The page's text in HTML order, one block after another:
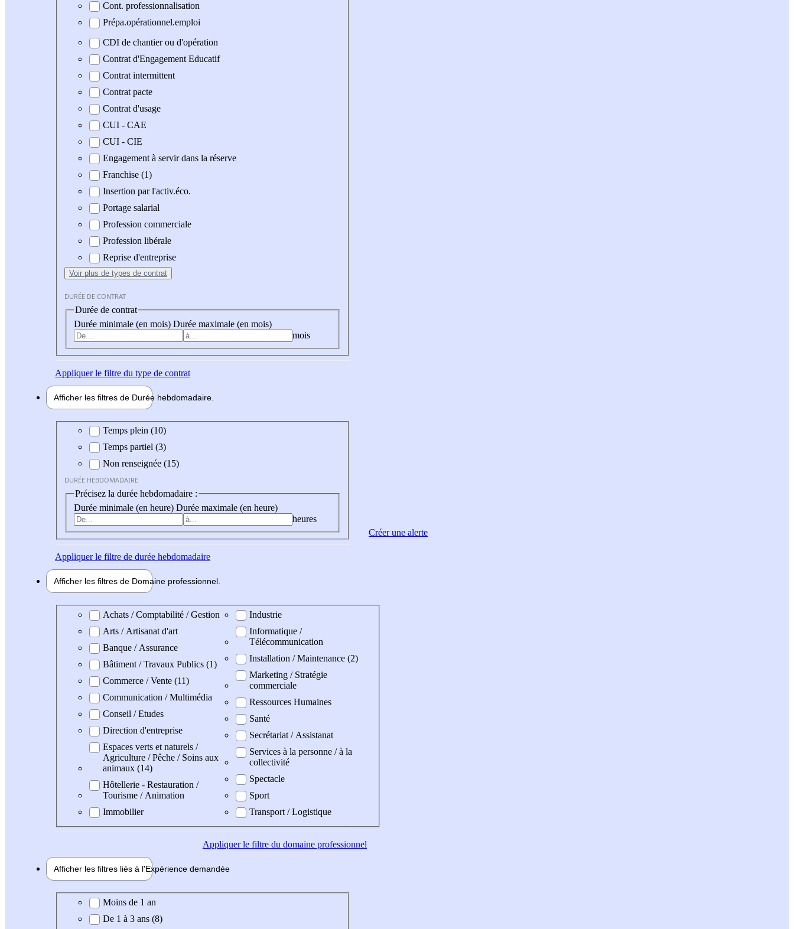
Cont. professionnalisation
Prépa.opérationnel.emploi
CDI de chantier ou d'opération
Contrat d'Engagement Educatif
Contrat intermittent
Contrat pacte
Contrat d'usage
CUI - CAE
CUI - CIE
Engagement à servir dans la réserve
Franchise (1)
Insertion par l'activ.éco.
Portage salarial
Profession commerciale
Profession libérale
Reprise d'entreprise
Voir plus de types de contrat
DURÉE DE CONTRAT
Durée de contrat
Durée minimale (en mois) Durée maximale (en mois)
mois
Appliquerle filtre du type de contrat
Afficher les filtres de Durée hebdomadaire
Durée hebdomadaire
Temps plein (10)
Temps partiel (3)
Non renseignée (15)
DURÉE HEBDOMADAIRE
Précisez la durée hebdomadaire :
Durée minimale (en heure) Durée maximale (en heure)
heures
Appliquerle filtre de durée hebdomadaire
Afficher les filtres de Domaine professionnel
Domaine professionel
Achats / Comptabilité / Gestion
Arts / Artisanat d'art
Banque / Assurance
Bâtiment / Travaux Publics (1)
Commerce / Vente (11)
Communication / Multimédia
Conseil / Etudes
Direction d'entreprise
Espaces verts et naturels /
Agriculture / Pêche / Soins aux
animaux (14)
Hôtellerie - Restauration /
Tourisme / Animation
Immobilier
Industrie
Informatique /
Télécommunication
Installation / Maintenance (2)
Marketing / Stratégie
commerciale
Ressources Humaines
Santé
Secrétariat / Assistanat
Services à la personne / à la
collectivité
Spectacle
Sport
Transport / Logistique
Appliquerle filtre du domaine professionnel
Afficher les filtres liés à l'Expérience demandée
Expérience demandée
Moins de 1 an
De 1 à 3 ans (8)
Créer une alerte